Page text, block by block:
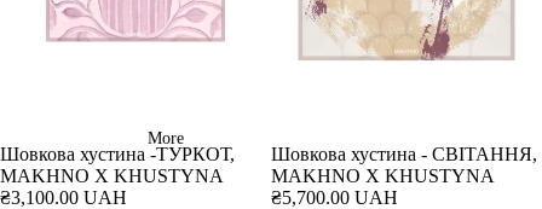
More
Шовкова хустина -ТУРКОТ,
MAKHNO X KHUSTYNA
₴3,100.00 UAH
Шовкова хустина - СВІТАННЯ,
MAKHNO X KHUSTYNA
₴5,700.00 UAH